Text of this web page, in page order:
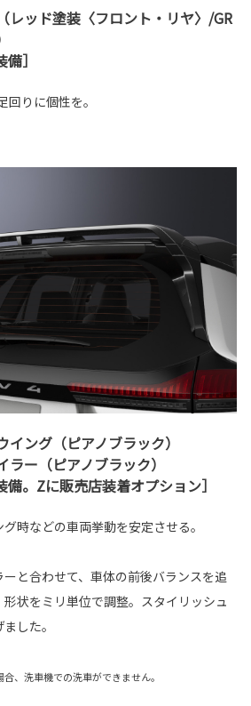
レッド塗装〈フロント・リヤ〉/GR
］
りに個性を。
ング（ピアノブラック）
ー（ピアノブラック）
備。Zに販売店装着オプション］
時などの車両挙動を安定させる。
と合わせて、車体の前後バランスを追
状をミリ単位で調整。スタイリッシュ
した。
、洗車機での洗車ができません。